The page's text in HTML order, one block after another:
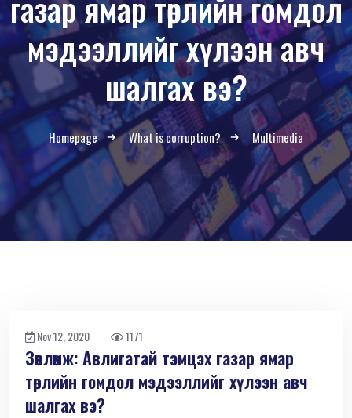
мэдээллийг хүлээн авч
шалгах вэ?
Homepage What is corruption? Multimedia
Nov 12, 2020 1171
Зөвлөмж: Авлигатай тэмцэх газар ямар
төрлийн гомдол мэдээллийг хүлээн авч
шалгах вэ?